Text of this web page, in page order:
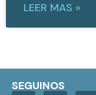
LEER MAS »
SEGUINOS